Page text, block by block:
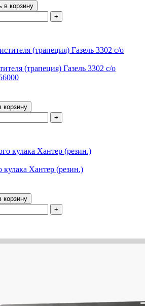
в корзину
+
(трапеция) Газель 3302 с/о
корзину
+
кулака Хантер (резин.)
корзину
+